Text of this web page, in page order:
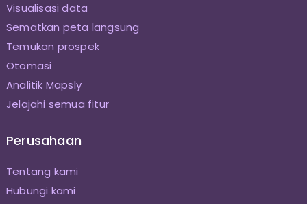
Visualisasi data
Sematkan peta langsung
Temukan prospek
Otomasi
Analitik Mapsly
Jelajahi semua fitur
Perusahaan
Tentang kami
Hubungi kami